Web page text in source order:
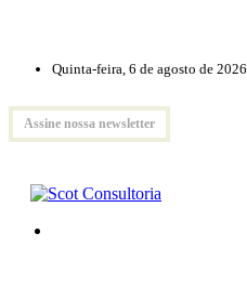
Quinta-feira, 6 de agosto de 2026
Assine nossa newsletter